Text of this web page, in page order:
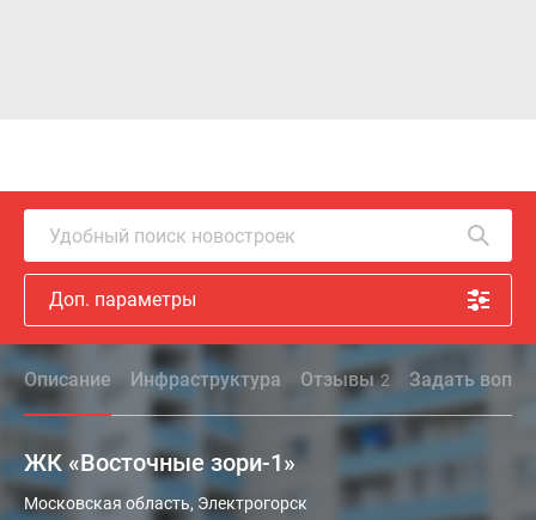
Удобный поиск новостроек
Доп. параметры
Описание Инфраструктура Отзывы 2 Задать
ЖК «Восточные зори-1»
Жилой
Московская область, Электрогорск